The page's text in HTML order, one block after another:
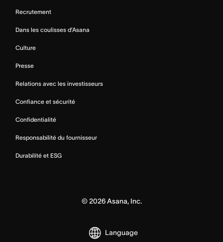
Recrutement
Dans les coulisses d’Asana
Culture
Presse
Relations avec les investisseurs
Confiance et sécurité
Confidentialité
Responsabilité du fournisseur
Durabilité et ESG
© 2026Asana, Inc.
Language